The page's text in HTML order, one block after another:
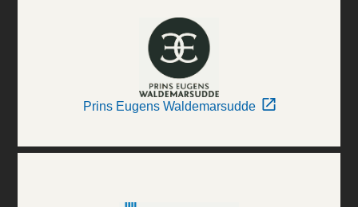
Prins Eugens Waldemarsudde